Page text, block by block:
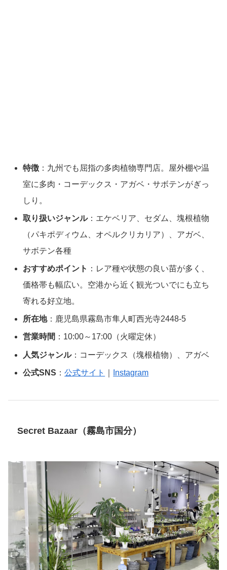
特徴 ：九州でも屈指の多肉植物専門店。屋外棚や温
室に多肉・コーデックス・アガベ・サボテンがぎっ
しり。
取り扱いジャンル：エケベリア、セダム、塊根植物
（パキポディウム、オペルクリカリア）、アガベ、
サボテン各種
おすすめポイント ：レア種や状態の良い苗が多く、
価格帯も幅広い。空港から近く観光ついでにも立ち
寄れる好立地。
所在地：鹿児島県霧島市隼人町西光寺2448-5
営業時間 ：10:00～17:00（火曜定休）
人気ジャンル：コーデックス（塊根植物）、アガベ
公式SNS ：公式サイト Instagram
Secret Bazaar（霧島市国分）